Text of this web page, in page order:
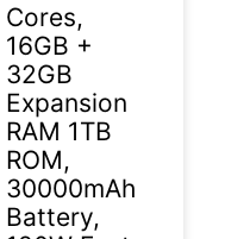
Cores,
16GB +
32GB
Expansion
RAM 1TB
ROM,
30000mAh
Battery,